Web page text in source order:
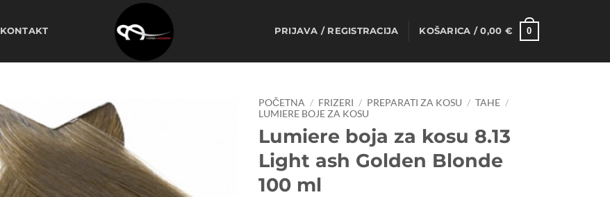
KONTAKT PRIJAVA / REGISTRACIJA KOŠARICA /0,00 € 0
POČETNA / FRIZERI / PREPARATI ZA KOSU / TAHE /
LUMIERE BOJE ZA KOSU
Lumiere boja za kosu 8.13
Light ash Golden Blonde
100 ml